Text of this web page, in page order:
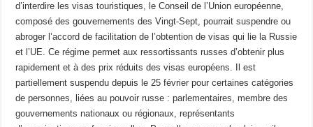
d’interdire les visas touristiques, le Conseil de l’Union européenne,
composé des gouvernements des Vingt-Sept, pourrait suspendre ou
abroger l’accord de facilitation de l’obtention de visas qui lie la Russie
et l’UE. Ce régime permet aux ressortissants russes d’obtenir plus
rapidement et à des prix réduits des visas européens. Il est
partiellement suspendu depuis le 25 février pour certaines catégories
de personnes, liées au pouvoir russe : parlementaires, membre des
gouvernements nationaux ou régionaux, représentants